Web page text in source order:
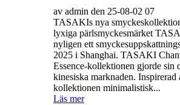
av admin den 25-08-02 07
TASAKIs nya
lyxiga pärlsmyckesmärket
nyligen ett
2025 i Shanghai. TASAKI
Essence-kollektionen gjorde sin
kinesiska marknaden.
kollektionen minimalistisk...
Läs mer